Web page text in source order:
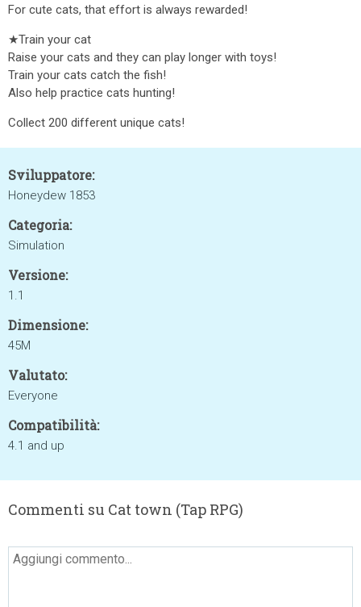
For cute cats, that effort is always rewarded!
★Train your cat
Raise your cats and they can play longer with toys!
Train your cats catch the fish!
Also help practice cats hunting!
Collect 200 different unique cats!
Sviluppatore:
Honeydew 1853
Categoria:
Simulation
Versione:
1.1
Dimensione:
45M
Valutato:
Everyone
Compatibilità:
4.1 and up
Commenti su Cat town (Tap RPG)